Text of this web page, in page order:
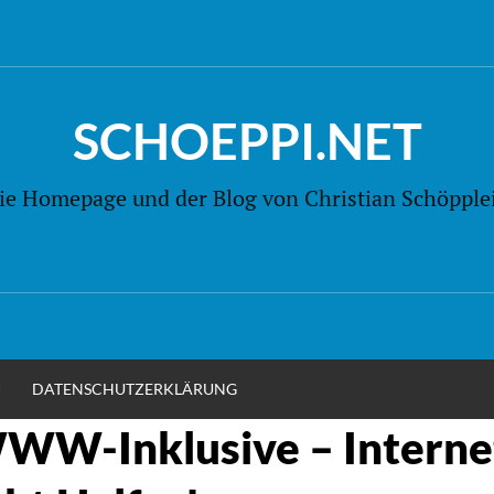
SCHOEPPI.NET
Homepage und der Blog von Christian
DATENSCHUTZERKLÄRUNG
Inklusive –